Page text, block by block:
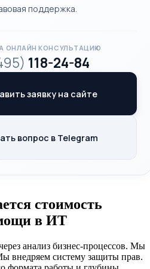
поддержка.
ОНЛАЙН КОНСУЛЬТАЦИЮ
118-24-84
заявку на сайте
вопрос в Telegram
стоимость
в ИТ
анализ бизнес-процессов. Мы
внедряем систему защиты прав.